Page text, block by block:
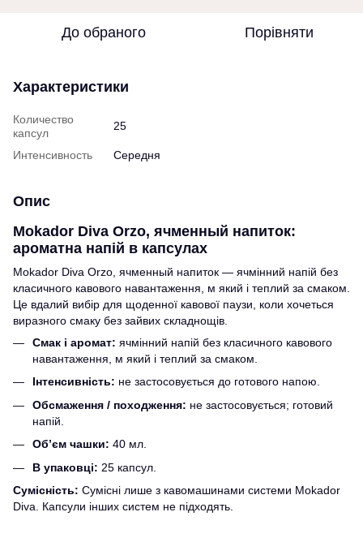
До обраного Порівняти
Характеристики
Количество
капсул
25
Интенсивность Середня
Опис
Mokador Diva Orzo, ячменный напиток:
ароматна напій в капсулах
Mokador Diva Orzo, ячменный напиток — ячмінний напій без
класичного кавового навантаження, м який і теплий за смаком.
Це вдалий вибір для щоденної кавової паузи, коли хочеться
виразного смаку без зайвих складнощів.
Смак і аромат: ячмінний напій без класичного кавового
навантаження, м який і теплий за смаком.
Інтенсивність: не застосовується до готового напою.
Обсмаження / походження: не застосовується; готовий
напій.
Об’єм чашки: 40 мл.
В упаковці: 25 капсул.
Сумісність: Сумісні лише з кавомашинами системи Mokador
Diva. Капсули інших систем не підходять.